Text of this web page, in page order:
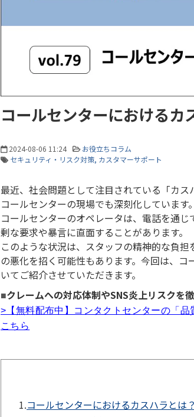
コールセンターにおけるカ
2024-08-06 11:24
お役立ちコラム
セキュリティ・リスク対策 カスタマーサポート
最近、社会問題として注目されている「カス
コールセンターの現場でも深刻化しています。
コールセンターのオペレータは、電話を通
剰な要求や暴言に直面することがあります。
このような状況は、スタッフの精神的な負
の悪化を招く可能性もあります。今回は、
いてご紹介させていただきます。
■クレームへの対応体制やSNS炎上リスクを
>【無料配布中】コンタクトセンターの「
こちら
1.コールセンターにおけるカスハラとは？